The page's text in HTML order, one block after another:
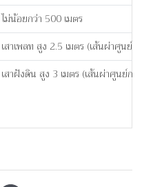
ไม่น้อยกว่า 500 เมตร
เสาเพลท สูง 2.5 เมตร (เส้นผ่าศูนย์กล
เสาฝังดิน สูง 3 เมตร (เส้นผ่าศูนย์กลาง